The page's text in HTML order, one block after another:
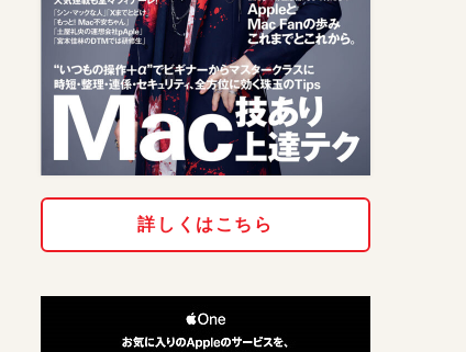
詳しくはこちら